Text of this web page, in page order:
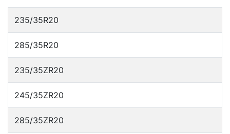
235/35R20
285/35R20
235/35ZR20
245/35ZR20
285/35ZR20